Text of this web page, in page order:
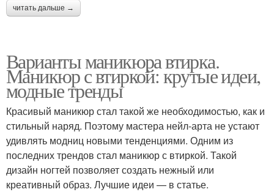
читать дальше →
Варианты маникюра втирка.
Маникюр с втиркой: крутые идеи,
модные тренды
Красивый маникюр стал такой же необходимостью, как и
стильный наряд. Поэтому мастера нейл-арта не устают
удивлять модниц новыми тенденциями. Одним из
последних трендов стал маникюр с втиркой. Такой
дизайн ногтей позволяет создать нежный или
креативный образ. Лучшие идеи — в статье.